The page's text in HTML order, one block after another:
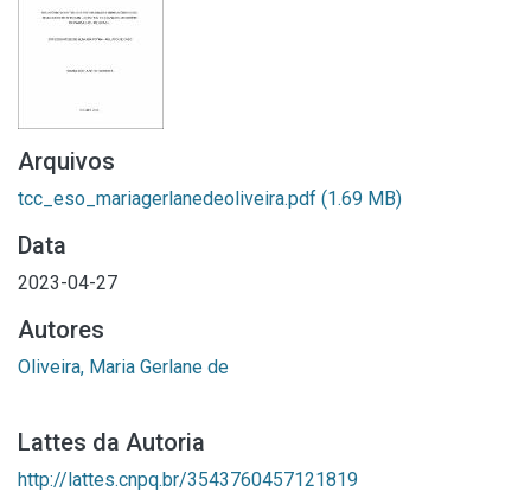
Arquivos
tcc_eso_mariagerlanedeoliveira.pdf (1.69 MB)
Data
2023-04-27
Autores
Oliveira, Maria Gerlane de
Lattes da Autoria
http://lattes.cnpq.br/3543760457121819